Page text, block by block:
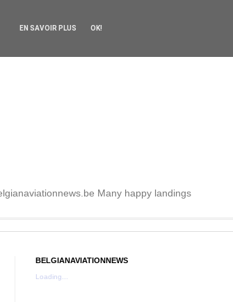
Many happy landings
BELGIANAVIATIONNEWS
Loading...
EN SAVOIR PLUS OK!